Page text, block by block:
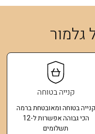
גלמור
קנייה בטוחה
קנייה בטוחה ומאובטחת ברמה
הכי גבוהה אפשרות ל-12
תשלומים​